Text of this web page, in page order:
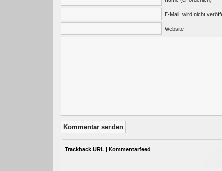
E-Mail, wird nicht
Website
Trackback URL | Kommentarfeed